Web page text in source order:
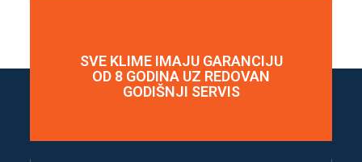
SVE KLIME IMAJU GARANCIJU
OD 8 GODINA UZ REDOVAN
GODIŠNJI SERVIS